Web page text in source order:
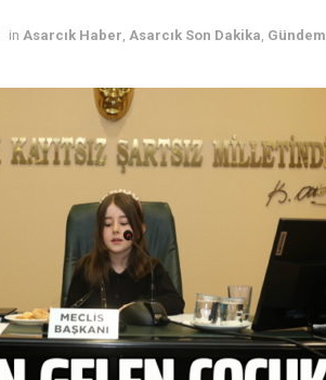
in Asarcık Haber Asarcık Son Dakika Gündem